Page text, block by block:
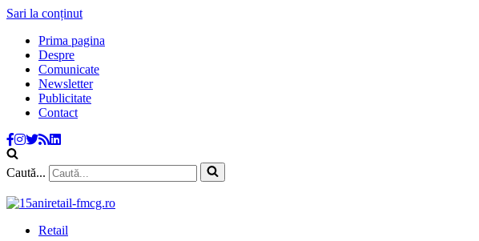
Sari la conținut
Prima pagina
Despre
Comunicate
Newsletter
Publicitate
Contact
Caută...
Retail